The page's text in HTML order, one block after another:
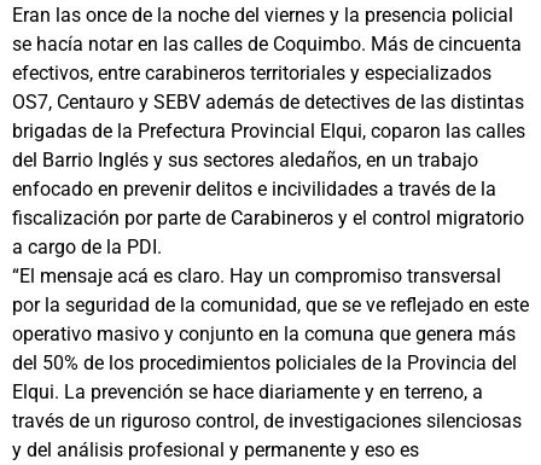
Eran las once de la noche del viernes y la presencia policial
se hacía notar en las calles de Coquimbo. Más de cincuenta
efectivos, entre carabineros territoriales y especializados
OS7, Centauro y SEBV además de detectives de las distintas
brigadas de la Prefectura Provincial Elqui, coparon las calles
del Barrio Inglés y sus sectores aledaños, en un trabajo
enfocado en prevenir delitos e incivilidades a través de la
fiscalización por parte de Carabineros y el control migratorio
a cargo de la PDI.
“El mensaje acá es claro. Hay un compromiso transversal
por la seguridad de la comunidad, que se ve reflejado en este
operativo masivo y conjunto en la comuna que genera más
del 50% de los procedimientos policiales de la Provincia del
Elqui. La prevención se hace diariamente y en terreno, a
través de un riguroso control, de investigaciones silenciosas
y del análisis profesional y permanente y eso es